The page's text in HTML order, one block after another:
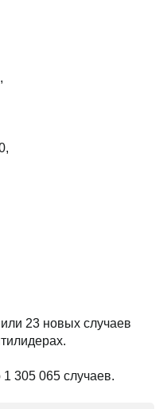
23 новых случаев
305 065 случаев.